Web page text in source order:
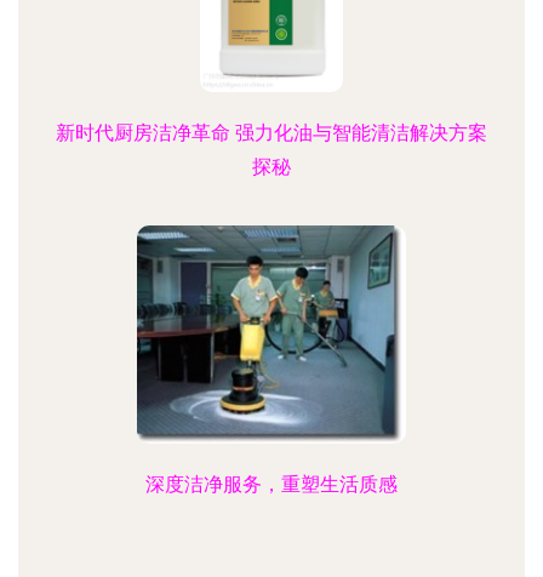
新时代厨房洁净革命 强力化油与智能清洁解决方案
探秘
深度洁净服务，重塑生活质感